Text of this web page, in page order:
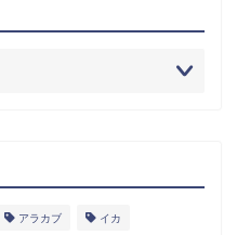
アラカブ イカ